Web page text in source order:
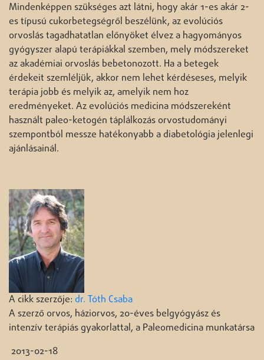
Mindenképpen szükséges azt látni, hogy akár 1-es akár 2-
es típusú cukorbetegségről beszélünk, az evolúciós
orvoslás tagadhatatlan előnyöket élvez a hagyományos
gyógyszer alapú terápiákkal szemben, mely módszereket
az akadémiai orvoslás bebetonozott. Ha a betegek
érdekeit szemléljük, akkor nem lehet kérdéseses, melyik
terápia jobb és melyik az, amelyik nem hoz
eredményeket. Az evolúciós medicina módszereként
használt paleo-ketogén táplálkozás orvostudományi
szempontból messze hatékonyabb a diabetológia jelenlegi
ajánlásainál.
A cikk szerzője: dr. Tóth Csaba
A szerző orvos, háziorvos, 20-éves belgyógyász és
intenzív terápiás gyakorlattal, a Paleomedicina munkatársa
2013-02-18